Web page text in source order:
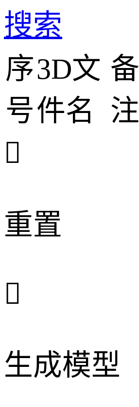
搜索
序
号
3D文
件名
备
注

重置

生成模型